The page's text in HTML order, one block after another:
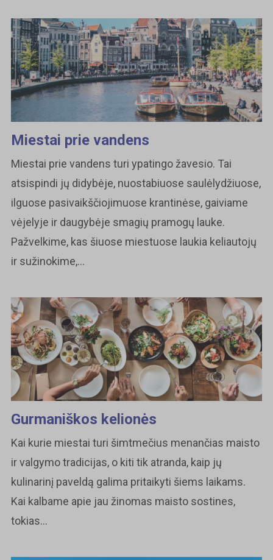
Miestai prie vandens
Miestai prie vandens turi ypatingo žavesio. Tai
atsispindi jų didybėje, nuostabiuose saulėlydžiuose,
ilguose pasivaikščiojimuose krantinėse, gaiviame
vėjelyje ir daugybėje smagių pramogų lauke.
Pažvelkime, kas šiuose miestuose laukia keliautojų
ir sužinokime,...
Gurmaniškos kelionės
Kai kurie miestai turi šimtmečius menančias maisto
ir valgymo tradicijas, o kiti tik atranda, kaip jų
kulinarinį paveldą galima pritaikyti šiems laikams.
Kai kalbame apie jau žinomas maisto sostines,
tokias...